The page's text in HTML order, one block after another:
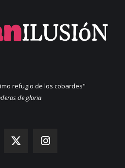
refugio de los cobardes"
de gloria